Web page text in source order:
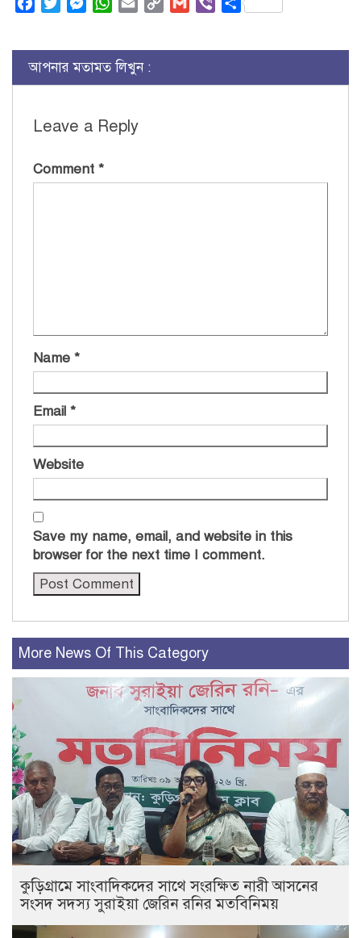
FacebookTwitterMessenger
WhatsApp
Email
Copy
Gmail ViberShare
আপনার মতামত লিখুন :
Leave a Reply
Comment *
Name *
Email *
Website
Save my name, email, and website in this
browser for the next time I comment.
More News Of This Category
কুড়িগ্রামে সাংবাদিকদের সাথে সংরক্ষিত নারী আসনের
সংসদ সদস্য সুরাইয়া জেরিন রনির মতবিনিময়